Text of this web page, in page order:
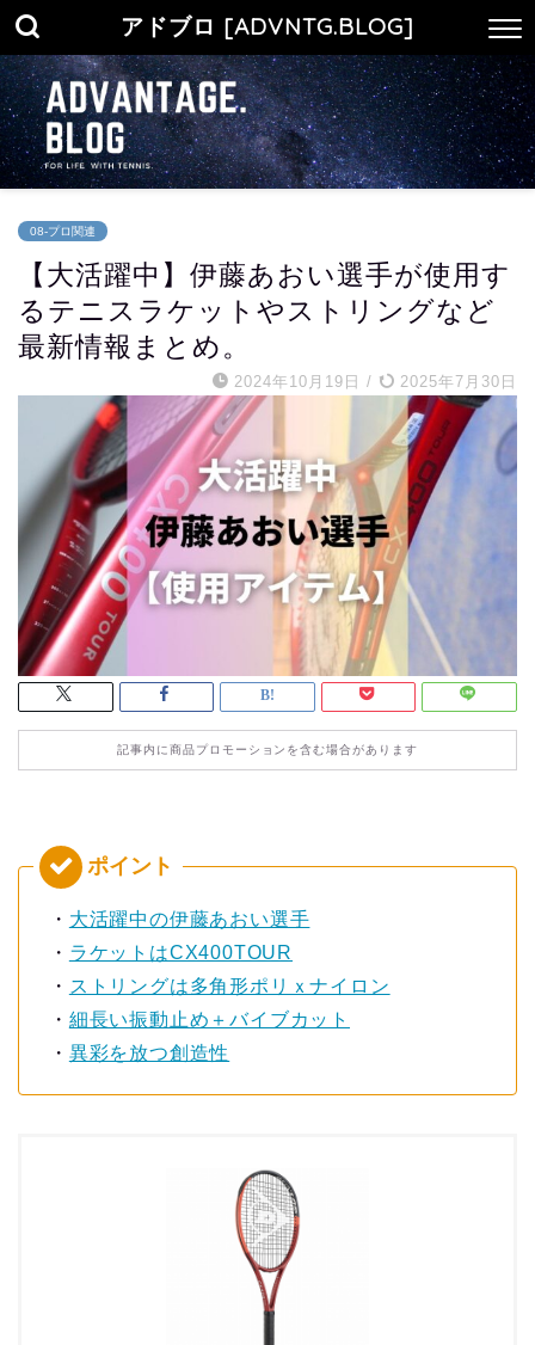
アドブロ [ADVNTG.BLOG]
08-プロ関連
【大活躍中】伊藤あおい選手が使用す
るテニスラケットやストリングなど
最新情報まとめ。
2024年10月19日 / 2025年7月30日
記事内に商品プロモーションを含む場合があります
・ 大活躍中の伊藤あおい選手
・ ラケットはCX400TOUR
・ ストリングは多角形ポリｘナイロン
・ 細長い振動止め＋バイブカット
・ 異彩を放つ創造性